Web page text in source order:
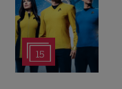
15